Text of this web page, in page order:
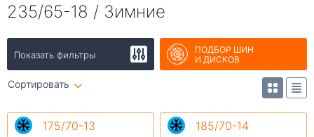
235/65-18 / Зимние
Показать фильтры
ПОДБОР ШИН
И ДИСКОВ
Сортировать
175/70-13 185/70-14